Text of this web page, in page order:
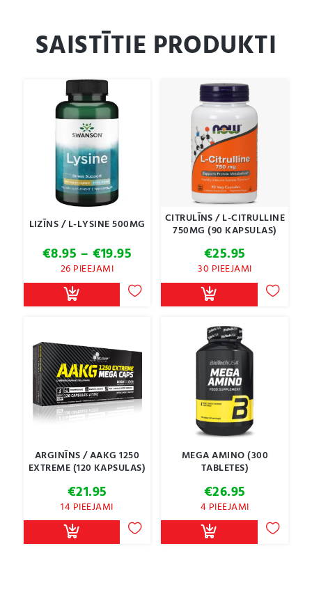
SAISTĪTIE PRODUKTI
LIZĪNS / L-LYSINE 500MG
€8.95 – €19.95
€8.95
through
€19.95
26 PIEEJAMI
CITRULĪNS / L-CITRULLINE
750MG (90 KAPSULAS)
€25.95
30 PIEEJAMI
ARGINĪNS / AAKG 1250
EXTREME (120 KAPSULAS)
€21.95
14 PIEEJAMI
MEGA AMINO (300
TABLETES)
€26.95
4 PIEEJAMI